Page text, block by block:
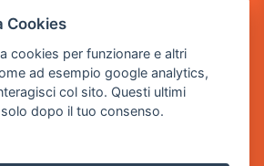
Cookies
cookies per funzionare e altri
ad esempio google analytics,
col sito. Questi ultimi
dopo il tuo consenso.